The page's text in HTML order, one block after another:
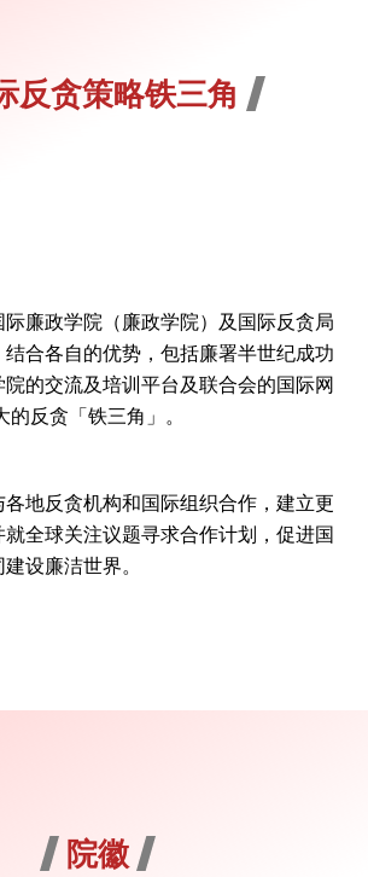
反贪策略铁三角
廉政学院（廉政学院）及国际反贪局
合各自的优势，包括廉署半世纪成功
的交流及培训平台及联合会的国际网
反贪「铁三角」。
各地反贪机构和国际组织合作，建立更
全球关注议题寻求合作计划，促进国
设廉洁世界。
院徽